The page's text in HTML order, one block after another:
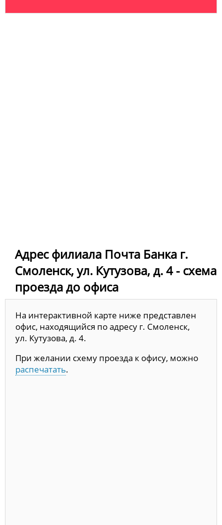
Адрес филиала Почта Банка г.
Смоленск, ул. Кутузова, д. 4 - схема
проезда до офиса
На интерактивной карте ниже представлен
офис, находящийся по адресу г. Смоленск,
ул. Кутузова, д. 4.
При желании схему проезда к офису, можно
распечатать.